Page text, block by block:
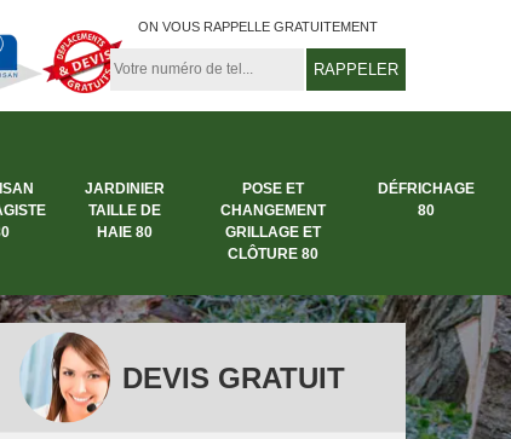
ON VOUS RAPPELLE GRATUITEMENT
JARDINIER
TAILLE DE
HAIE 80
POSE ET
CHANGEMENT
GRILLAGE ET
CLÔTURE 80
DÉFRICHAGE
80
DEVIS GRATUIT